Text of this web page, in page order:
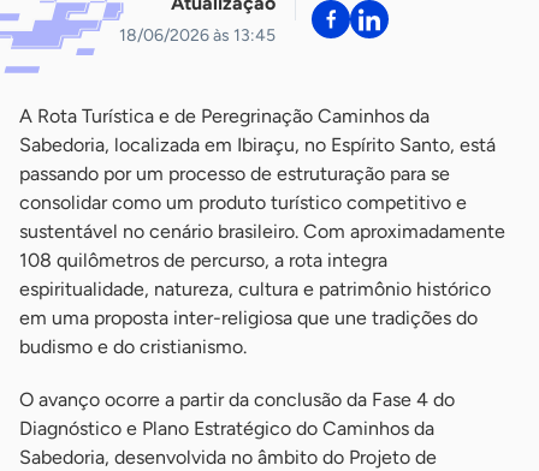
18/06/2026 às 13:45
A Rota Turística e de Peregrinação Caminhos da
Sabedoria, localizada em Ibiraçu, no Espírito Santo, está
passando por um processo de estruturação para se
consolidar como um produto turístico competitivo e
sustentável no cenário brasileiro. Com aproximadamente
108 quilômetros de percurso, a rota integra
espiritualidade, natureza, cultura e patrimônio histórico
em uma proposta inter-religiosa que une tradições do
budismo e do cristianismo.
O avanço ocorre a partir da conclusão da Fase 4 do
Diagnóstico e Plano Estratégico do Caminhos da
Sabedoria, desenvolvida no âmbito do Projeto de